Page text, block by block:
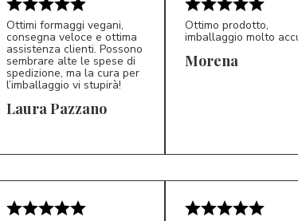
LP 5/5
Ottimi formaggi vegani,
consegna veloce e ottima
assistenza clienti. Possono
sembrare alte le spese di
spedizione, ma la cura per
l’imballaggio vi stupirà!
Laura Pazzano
Ottimo prodotto,
imballaggio molto
Morena